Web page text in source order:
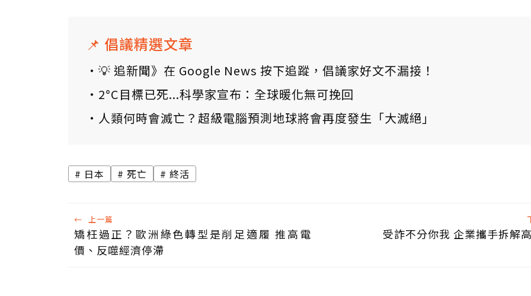
📌 倡議精選文章
💡 追新聞》在 Google News 按下追蹤，倡議家好文不漏接！
2°C目標已死...科學家宣布：全球暖化無可挽回
人類何時會滅亡？超級電腦預測地球將會再度發生「大滅絕」
日本 死亡 終活
← 上一篇
矯枉過正？歐洲綠色轉型是削足適履 推高電
價、反噬經濟停滯
受詐不分你我 企業攜手拆解